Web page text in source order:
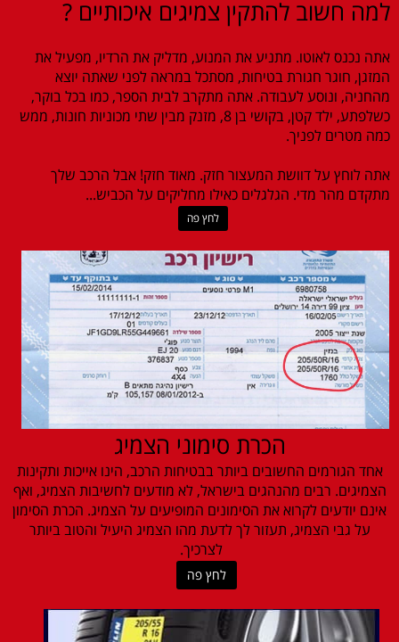
למה חשוב להתקין צמיגים איכותיים ?
אתה נכנס לאוטו. מתניע את המנוע, מדליק את הרדיו, מפעיל את
המזגן, חוגר חגורת בטיחות, מסתכל במראה לפני שאתה יוצא
מהחניה, ונוסע לעבודה. אתה מתקרב לבית הספר, כמו בכל בוקר,
כשלפתע, ילד קטן, בקושי בן 8, מזנק מבין שתי מכוניות חונות, ממש
כמה מטרים לפניך.
אתה לוחץ על דוושת המעצור חזק. מאוד חזק! אבל הרכב שלך
מתקדם מהר מדי. הגלגלים כאילו מחליקים על הכביש...
לחץ פה
הכרת סימוני הצמיג
אחד הגורמים החשובים ביותר בבטיחות הרכב, הינו אייכות ותקינות
הצמיגים. רבים מהנהגים בישראל, לא מודעים לחשיבות הצמיג, ואף
אינם יודעים לקרוא את הסימונים המופיעים על הצמיג. הכרת הסימון
על גבי הצמיג, תעזור לך לדעת מהו הצמיג היעיל והטוב ביותר
לצרכיך.
לחץ פה